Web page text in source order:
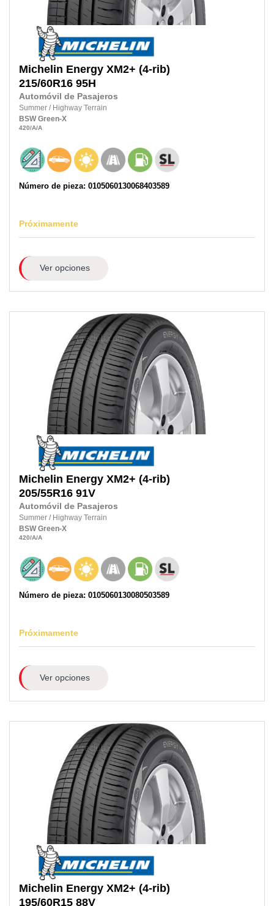
Michelin Energy XM2+ (4-rib)
215/60R16 95H
Automóvil de Pasajeros
Summer / Highway Terrain
BSW Green-X
420/A/A
Número de pieza: 0105060130068403589
Próximamente
Ver opciones
Michelin Energy XM2+ (4-rib)
205/55R16 91V
Automóvil de Pasajeros
Summer / Highway Terrain
BSW Green-X
420/A/A
Número de pieza: 0105060130080503589
Próximamente
Ver opciones
Michelin Energy XM2+ (4-rib)
195/60R15 88V